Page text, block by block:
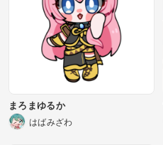
まろまゆるか
はばみざわ